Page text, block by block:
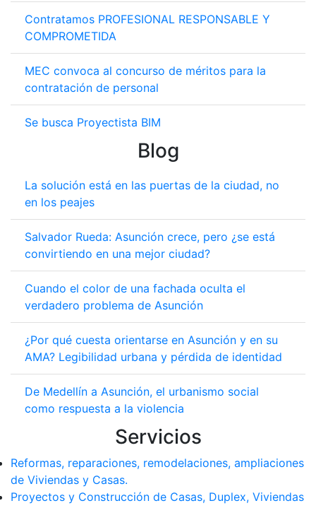
Contratamos PROFESIONAL RESPONSABLE Y
COMPROMETIDA
MEC convoca al concurso de méritos para la
contratación de personal
Se busca Proyectista BIM
Blog
La solución está en las puertas de la ciudad, no
en los peajes
Salvador Rueda: Asunción crece, pero ¿se está
convirtiendo en una mejor ciudad?
Cuando el color de una fachada oculta el
verdadero problema de Asunción
¿Por qué cuesta orientarse en Asunción y en su
AMA? Legibilidad urbana y pérdida de identidad
De Medellín a Asunción, el urbanismo social
como respuesta a la violencia
Servicios
Reformas, reparaciones, remodelaciones, ampliaciones
de Viviendas y Casas.
Proyectos y Construcción de Casas, Duplex, Viviendas